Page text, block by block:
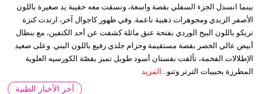
بينما انسدل الجزء السفلي بقصة واسعة، ونسقت معه حقيبة يد صغيرة باللون
الأصفر الزبدي ومجوهرات ذهبية ناعمة. وفي ظهور كاجوال آخر، ارتدت كنزة
تريكو باللون البيج الوردي بفتحة عنق مائلة كشفت عن أحد الكتفين، مع بنطال
أبيض عالي الخصر بقصة مستقيمة وحزام جلدي رفيع باللون البني. وعلى صعيد
الإطلالات الفخمة، تألقت بفستان أسود طويل تميز بقصّة الكورسيه العلوية
المطرزة بحبيبات الترتر وتنو... المزيد
آخر الأخبار الطبية